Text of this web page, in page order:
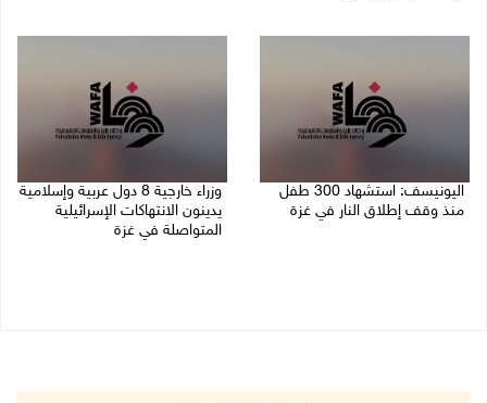
اليونيسف: استشهاد 300 طفل
منذ وقف إطلاق النار في غزة
وزراء خارجية 8 دول عربية وإسلامية
يدينون الانتهاكات الإسرائيلية
المتواصلة في غزة